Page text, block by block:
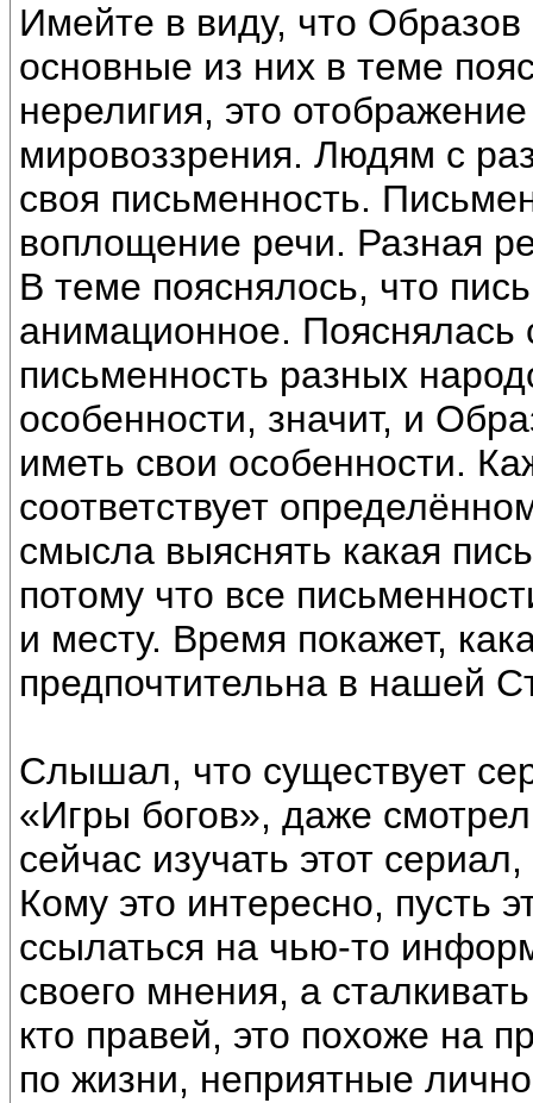
Имейте в виду, что
основные из них в теме
нерелигия, это
мировоззрения. Людям с
своя письменность.
воплощение речи. Разная
В теме пояснялось, что
анимационное. Пояснялась
письменность разных
особенности, значит, и
иметь свои особенности.
соответствует
смысла выяснять какая
потому что все
и месту. Время покажет,
предпочтительна в нашей
Слышал, что существует
«Игры богов», даже
сейчас изучать этот
Кому это интересно, пусть
ссылаться на чью-то
своего мнения, а
кто правей, это похоже на
по жизни, неприятные